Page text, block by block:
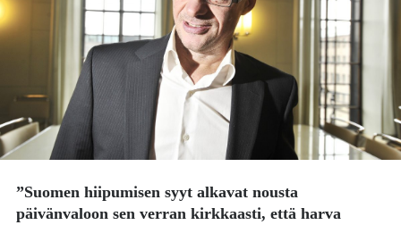
”Suomen hiipumisen syyt alkavat nousta
päivänvaloon sen verran kirkkaasti, että harva